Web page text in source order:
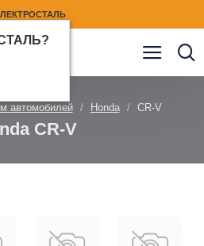
?
автомобилей Honda CR-V
CR-V